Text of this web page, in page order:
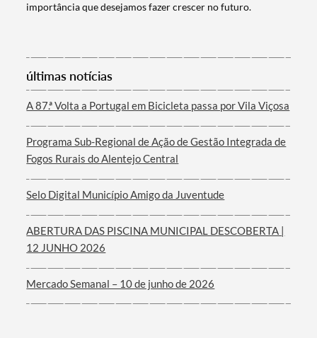
Categorias gerais
Filtros
importância que desejamos fazer crescer no futuro.
últimas notícias
A 87.ª Volta a Portugal em Bicicleta passa por Vila Viçosa
Programa Sub-Regional de Ação de Gestão Integrada de
Fogos Rurais do Alentejo Central
Selo Digital Município Amigo da Juventude
ABERTURA DAS PISCINA MUNICIPAL DESCOBERTA |
12 JUNHO 2026
Mercado Semanal – 10 de junho de 2026